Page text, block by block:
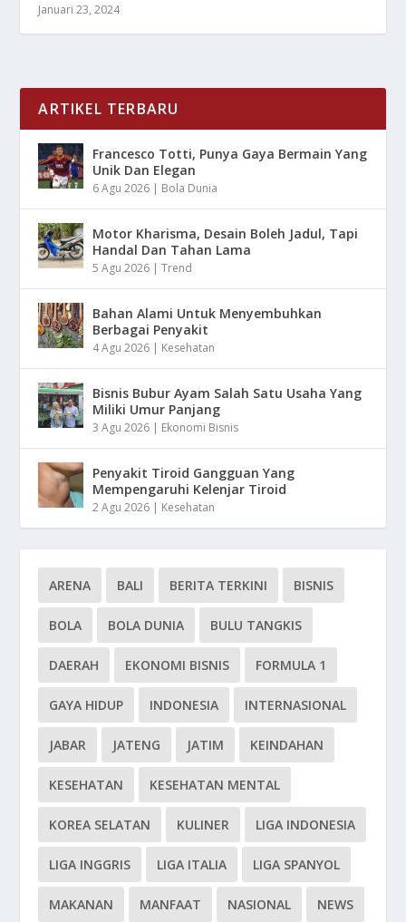
Januari 23, 2024
ARTIKEL TERBARU
Francesco Totti, Punya Gaya Bermain Yang
Unik Dan Elegan
6 Agu 2026 | Bola Dunia
Motor Kharisma, Desain Boleh Jadul, Tapi
Handal Dan Tahan Lama
5 Agu 2026 |Trend
Bahan Alami Untuk Menyembuhkan
Berbagai Penyakit
4 Agu 2026 | Kesehatan
Bisnis Bubur Ayam Salah Satu Usaha Yang
Miliki Umur Panjang
3 Agu 2026 | Ekonomi Bisnis
Penyakit Tiroid Gangguan Yang
Mempengaruhi Kelenjar Tiroid
2 Agu 2026 | Kesehatan
ARENA BALI BERITA TERKINI BISNIS
BOLA BOLA DUNIA BULU TANGKIS
DAERAH EKONOMI BISNIS FORMULA 1
GAYA HIDUP INDONESIA INTERNASIONAL
JABAR JATENG JATIM KEINDAHAN
KESEHATAN KESEHATAN MENTAL
KOREA SELATAN KULINER LIGA INDONESIA
LIGA INGGRIS LIGA ITALIA LIGA SPANYOL
MAKANAN MANFAAT NASIONAL NEWS